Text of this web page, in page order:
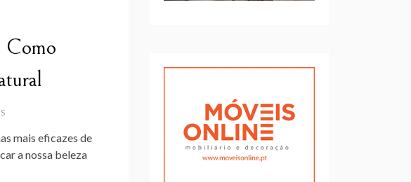
Como
mais eficazes de
a nossa beleza